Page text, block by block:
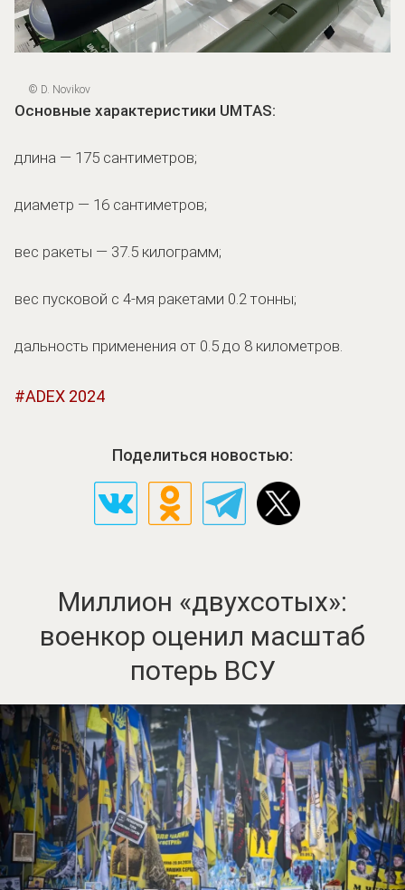
© D. Novikov
Основные характеристики UMTAS:
длина — 175 сантиметров;
диаметр — 16 сантиметров;
вес ракеты — 37.5 килограмм;
вес пусковой с 4-мя ракетами 0.2 тонны;
дальность применения от 0.5 до 8 километров.
ADEX 2024
Поделиться новостью:
Миллион «двухсотых»:
военкор оценил масштаб
потерь ВСУ